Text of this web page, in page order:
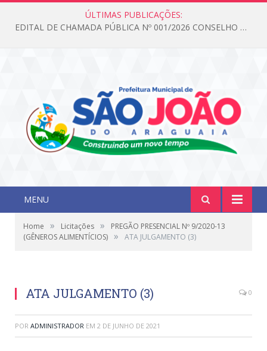
ÚLTIMAS PUBLICAÇÕES:
EDITAL DE CHAMADA PÚBLICA Nº 001/2026 CONSELHO DOS DIREITOS DA CRIANÇA E DO ADOLESCENTE
MENU
Home » Licitações »
PREGÃO PRESENCIAL Nº 9/2020-13
(GÊNEROS ALIMENTÍCIOS) » ATA JULGAMENTO (3)
ATA JULGAMENTO (3) 0
POR ADMINISTRADOR EM 2 DE JUNHO DE 2021